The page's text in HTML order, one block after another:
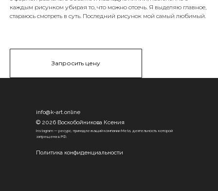
каждым рисунком убирая то, что можно отсечь. Я выделяю главное,
стараюсь смотреть в суть. Последний рисунок мой самый любимый.
Запросить цену
Instagram — ресурс, принадлежащий компании Meta, деятельность которой
запрещена в РФ.
© 2026 Воскобойникова Ксения
info@k-art.online
Политика конфиденциальности